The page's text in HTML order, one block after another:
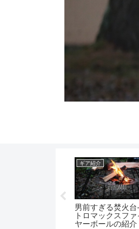
ギア紹介
男前すぎる焚火台
トロマックスファ
ヤーボールの紹介